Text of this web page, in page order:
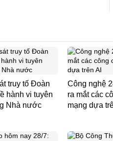
truy tố Đoàn
hành vi tuyên
Nhà nước
Công nghệ
ra mắt các
mạng dựa